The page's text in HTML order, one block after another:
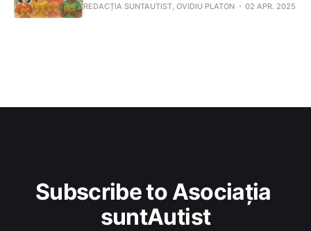
REDACȚIA SUNTAUTIST, OVIDIU PLATON 02 APR. 2025
Subscribe to Asociația
suntAutist